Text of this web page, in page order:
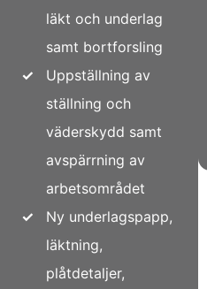
läkt och underlag
samt bortforsling
✓
Uppställning av
ställning och
väderskydd samt
avspärrning av
arbetsområdet
✓
Ny underlagspapp,
läktning,
plåtdetaljer,